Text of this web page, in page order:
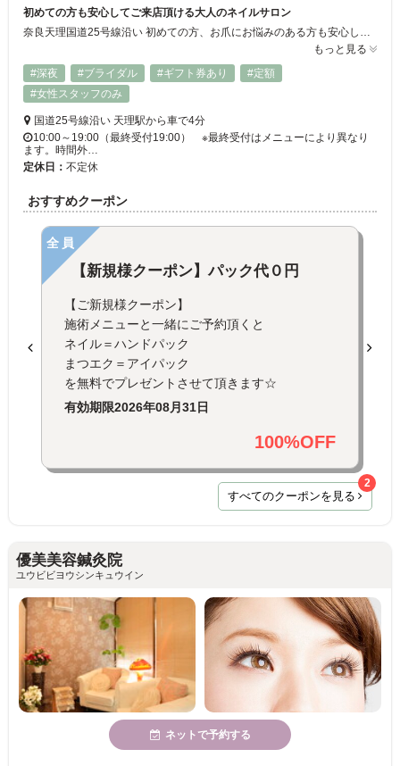
初めての方も安心してご来店頂ける大人のネイルサロン
もっと見る
#深夜
#ブライダル #ギフト券あり
#定額
#女性スタッフのみ
国道25号線沿い 天理駅から車で4分
10:00～19:00（最終受付19:00） ※最終受付はメニューにより異なり
ます。時間外…
定休日： 不定休
おすすめクーポン
全員
【新規様クーポン】パック代０円
【ご新規様クーポン】
施術メニューと一緒にご予約頂くと
ネイル＝ハンドパック
まつエク＝アイパック
を無料でプレゼントさせて頂きます☆
有効期限2026年08月31日
100%OFF
すべてのクーポンを見る
2
優美美容鍼灸院
ユウビビヨウシンキュウイン
ネットで予約する